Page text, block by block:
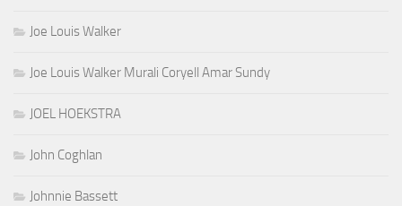
Joe Louis Walker
Joe Louis Walker Murali Coryell Amar Sundy
JOEL HOEKSTRA
John Coghlan
Johnnie Bassett